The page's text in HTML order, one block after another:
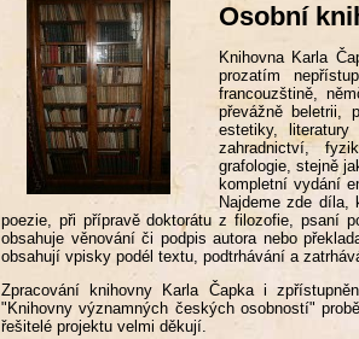
Osobní
Knihovna Karla
prozatím
francouzštině,
převážně beletrii,
estetiky,
zahradnictví,
grafologie, stejně
kompletní vydání
Najdeme zde díla,
poezie, při přípravě doktorátu z filozofie, psaní
obsahuje věnování či podpis autora nebo
obsahují vpisky podél textu, podtrhávání a
Zpracování knihovny Karla Čapka i
"Knihovny významných českých osobností"
řešitelé projektu velmi děkují.